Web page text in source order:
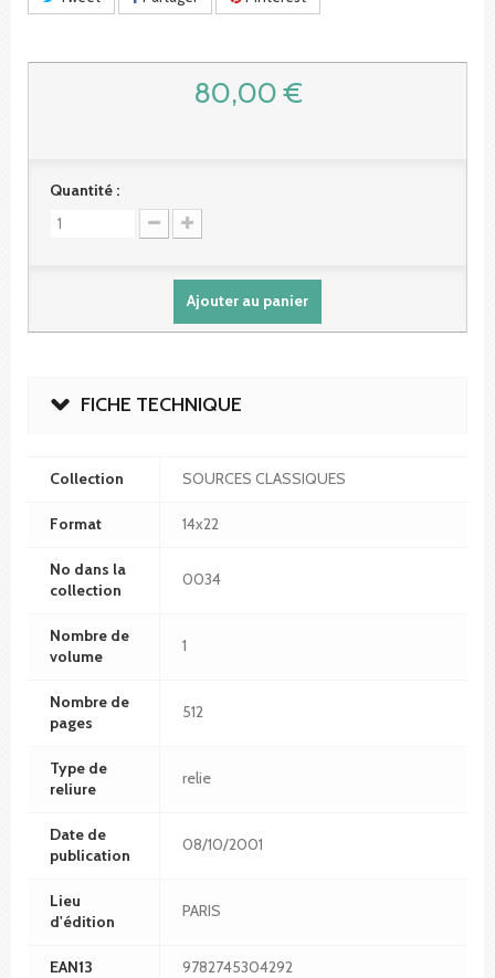
80,00 €
Quantité :
Ajouter au panier
FICHE TECHNIQUE
Collection SOURCES CLASSIQUES
Format 14x22
No dans la
collection
0034
Nombre de
volume
1
Nombre de
pages
512
Type de
reliure
relie
Date de
publication
08/10/2001
Lieu
d'édition
PARIS
EAN13 9782745304292